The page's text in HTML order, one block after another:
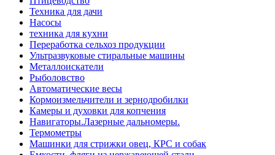
Техника для дачи
Насосы
техника для кухни
Переработка сельхоз продукции
Ультразвуковые стиральные машины
Металлоискатели
Рыболовство
Автоматические весы
Кормоизмельчители и зернодробилки
Камеры и духовки для копчения
Навигаторы.Лазерные дальномеры.
Термометры
Машинки для стрижки овец, КРС и собак